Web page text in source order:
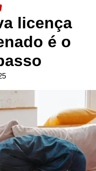
licença
é o